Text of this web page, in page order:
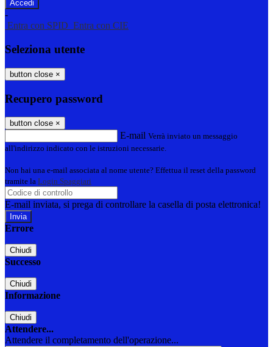
-
Entra con SPID Entra con CIE
Seleziona utente
button close ×
Recupero password
button close ×
E-mail Verrà inviato un messaggio
all'indirizzo indicato con le istruzioni necessarie.
Non hai una e-mail associata al nome utente? Effettua il reset della password
tramite la Login Spaggiari
E-mail inviata, si prega di controllare la casella di posta elettronica!
Errore
Chiudi
Successo
Chiudi
Informazione
Chiudi
Attendere...
Attendere il completamento dell'operazione...